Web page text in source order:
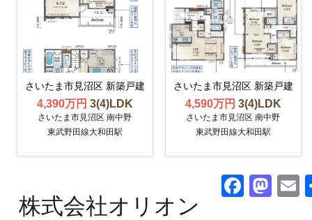
さいたま市見沼区 新築戸建
4,390万円 3(4)LDK
さいたま市見沼区 南中野
東武野田線大和田駅
さいたま市見沼区 新築戸建
4,590万円 3(4)LDK
さいたま市見沼区 南中野
東武野田線大和田駅
株式会社オリオン
F M E